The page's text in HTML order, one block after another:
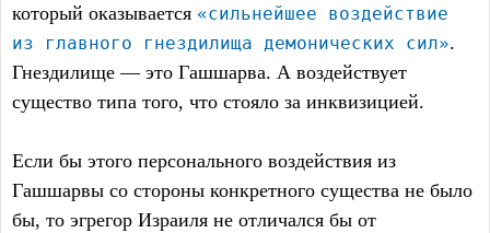
который оказывается «сильнейшее воздействие
из главного гнездилища демонических сил».
Гнездилище — это Гашшарва. А воздействует
существо типа того, что стояло за инквизицией.
Если бы этого персонального воздействия из
Гашшарвы со стороны конкретного существа не было
бы, то эгрегор Израиля не отличался бы от